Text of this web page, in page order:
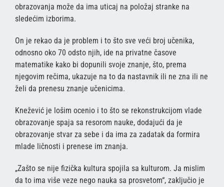
obrazovanja može da ima uticaj na položaj stranke na
sledećim izborima.
On je rekao da je problem i to što sve veći broj učenika,
odnosno oko 70 odsto njih, ide na privatne časove
matematike kako bi dopunili svoje znanje, što, prema
njegovim rečima, ukazuje na to da nastavnik ili ne zna ili ne
želi da prenesu znanje učenicima.
Knežević je lošim ocenio i to što se rekonstrukcijom vlade
obrazovanje spaja sa resorom nauke, dodajući da je
obrazovanje stvar za sebe i da ima za zadatak da formira
mlade ličnosti i prenese im znanja.
„Zašto se nije fizička kultura spojila sa kulturom. Ja mislim
da to ima više veze nego nauka sa prosvetom“, zaključio je